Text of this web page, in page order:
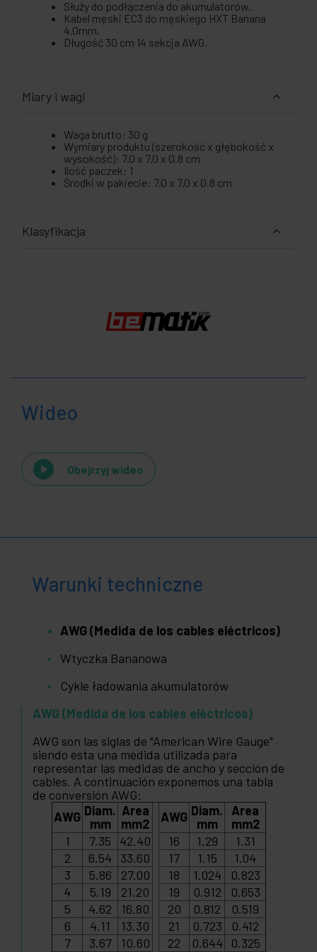
Służy do podłączenia do akumulatorów.
Kabel męski EC3 do męskiego HXT Banana
4.0mm.
Długość 30 cm 14 sekcja AWG.
Miary i wagi
Waga brutto: 30 g
Wymiary produktu (szerokość x głębokość x
wysokość): 7.0 x 7.0 x 0.8 cm
Ilość paczek: 1
Środki w pakiecie: 7.0 x 7.0 x 0.8 cm
Klasyfikacja
Wideo
Obejrzyj wideo
Warunki techniczne
AWG (Medida de los cables eléctricos)
Wtyczka Bananowa
Cykle ładowania akumulatorów
AWG (Medida de los cables eléctricos)
AWG son las siglas de "American Wire Gauge"
siendo esta una medida utilizada para
representar las medidas de ancho y sección de
cables. A continuación exponemos una tabla
de conversión AWG:
AWG Diam.
mm
Area
mm2
AWG Diam.
mm
Area
mm2
1
7.35 42.40 16 1.29
1.31
2
6.54 33.60 17 1.15
1.04
3
5.86 27.00 18 1.024
0.823
4
5.19 21.20 19 0.912
0.653
5
4.62 16.80 20 0.812
0.519
6
4.11 13.30 21 0.723
0.412
7
3.67 10.60 22 0.644 0.325